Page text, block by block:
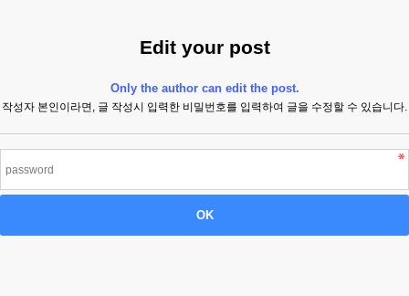
Edit your post
Only the author can edit the post.
작성자 본인이라면, 글 작성시 입력한 비밀번호를 입력하여 글을 수정할 수 있습니다.